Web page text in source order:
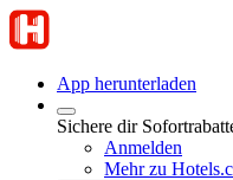
App herunterladen
Sichere dir
Anmelden
Mehr zu